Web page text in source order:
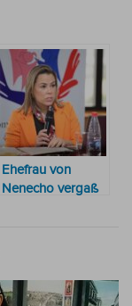
Ehefrau von
Nenecho vergaß
anzugeben